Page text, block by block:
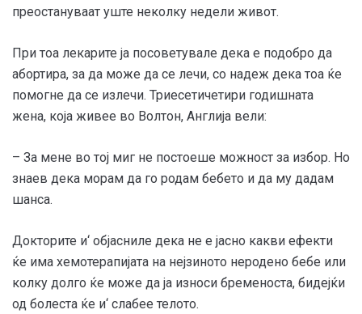
преостануваат уште неколку недели живот.
При тоа лекарите ја посоветувале дека е подобро да
абортира, за да може да се лечи, со надеж дека тоа ќе
помогне да се излечи. Триесетичетири годишната
жена, која живее во Волтон, Англија вели:
– За мене во тој миг не постоеше можност за избор. Но
знаев дека морам да го родам бебето и да му дадам
шанса.
Докторите и‘ објасниле дека не е јасно какви ефекти
ќе има хемотерапијата на нејзиното неродено бебе или
колку долго ќе може да ја износи бременоста, бидејќи
од болеста ќе и‘ слабее телото.